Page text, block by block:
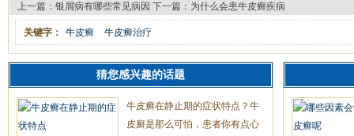
上一篇： 银屑病有哪些常见病因 下一篇： 为什么会患牛皮癣疾病
关键字： 牛皮癣 牛皮癣治疗
猜您感兴趣的话题
牛皮癣在静止期的症状特点？牛
皮廯是那么可怕，患者你有点心